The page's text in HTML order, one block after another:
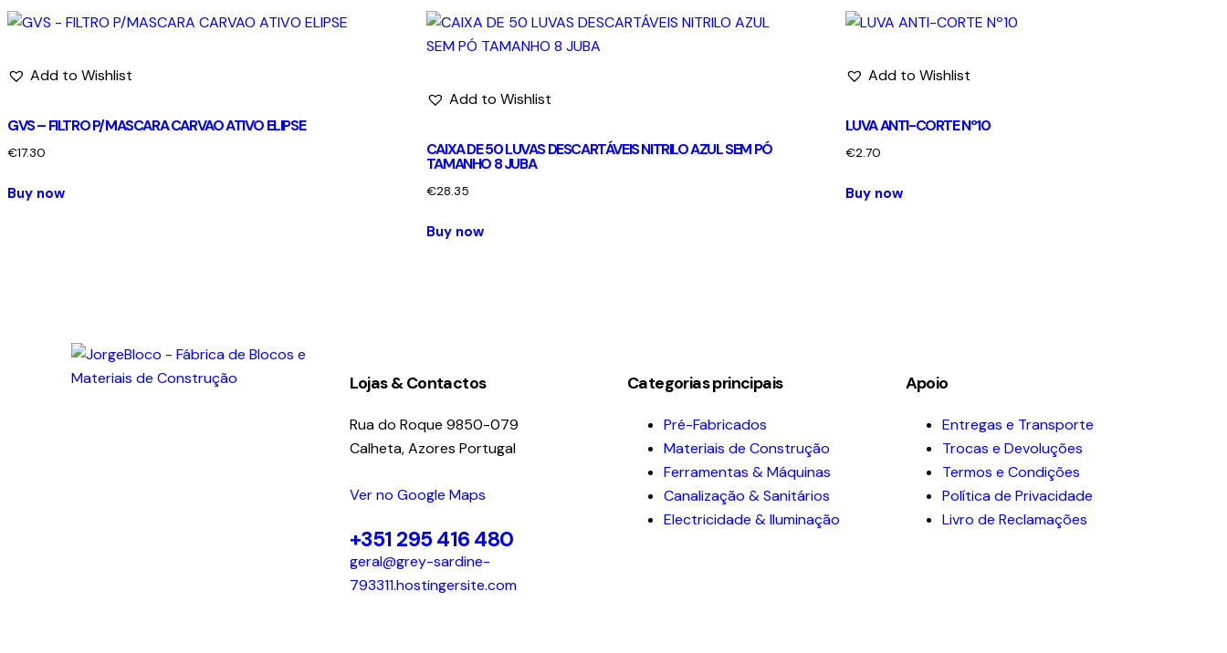
Add to Wishlist
GVS – FILTRO P/MASCARA CARVAO ATIVO ELIPSE
€17.30
Buy now
Add to Wishlist
CAIXA DE 50 LUVAS DESCARTÁVEIS NITRILO AZUL SEM PÓ
TAMANHO 8 JUBA
€28.35
Buy now
Add to Wishlist
LUVA ANTI-CORTE Nº10
€2.70
Buy now
Lojas & Contactos
Rua do Roque 9850-079
Calheta, Azores Portugal
Ver no Google Maps
+351 295 416 480
geral@grey-sardine-
793311.hostingersite.com
Categorias principais
Pré-Fabricados
Materiais de Construção
Ferramentas & Máquinas
Canalização & Sanitários
Electricidade & Iluminação
Apoio
Entregas e Transporte
Trocas e Devoluções
Termos e Condições
Política de Privacidade
Livro de Reclamações